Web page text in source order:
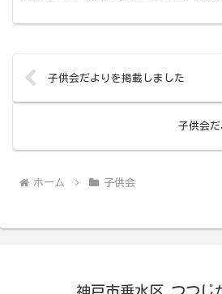
子供会だよりを掲載しました
子供会
ホーム 子供会
神戸市垂水区 つつじ